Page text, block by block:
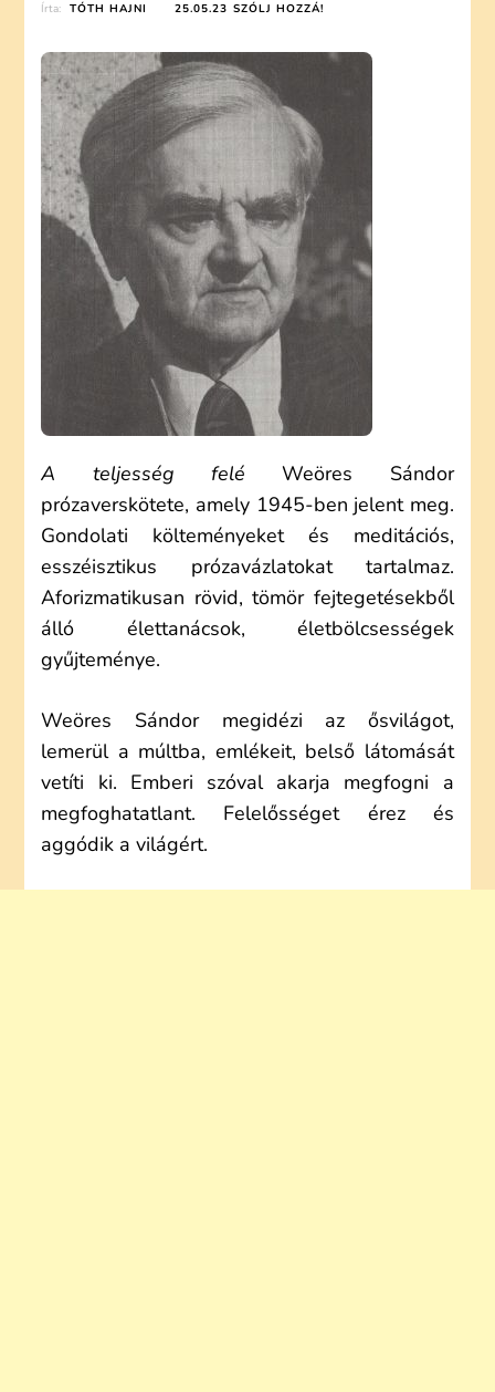
Írta: TÓTH HAJNI 25.05.23 SZÓLJ HOZZÁ!
A teljesség felé Weöres Sándor
prózaverskötete, amely 1945-ben jelent meg.
Gondolati költeményeket és meditációs,
esszéisztikus prózavázlatokat tartalmaz.
Aforizmatikusan rövid, tömör fejtegetésekből
álló élettanácsok, életbölcsességek
gyűjteménye.
Weöres Sándor megidézi az ősvilágot,
lemerül a múltba, emlékeit, belső látomását
vetíti ki. Emberi szóval akarja megfogni a
megfoghatatlant. Felelősséget érez és
aggódik a világért.